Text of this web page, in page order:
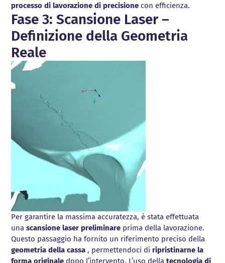
processo di lavorazione di precisione con efficienza.
Fase 3: Scansione Laser –
Definizione della Geometria
Reale
Per garantire la massima accuratezza, è stata effettuata
unascansione laser preliminare prima della lavorazione.
Questo passaggio ha fornito un riferimento preciso della
geometria della cassa , permettendoci di ripristinarne la
forma originale dopo l’intervento. L’uso dellatecnologia di